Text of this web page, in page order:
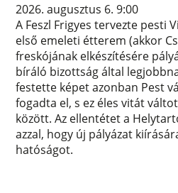
2026. augusztus 6. 9:00
A Feszl Frigyes tervezte pesti
első emeleti étterem (akkor
freskójának elkészítésére
bíráló bizottság által
festette képet azonban Pest
fogadta el, s ez éles vitát
között. Az ellentétet a
azzal, hogy új pályázat
hatóságot.